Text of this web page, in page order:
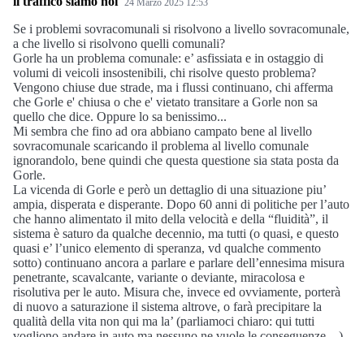
24 Marzo 2025 12:53
Se i problemi sovracomunali si risolvono a livello sovracomunale,
a che livello si risolvono quelli comunali?
Gorle ha un problema comunale: e’ asfissiata e in ostaggio di
volumi di veicoli insostenibili, chi risolve questo problema?
Vengono chiuse due strade, ma i flussi continuano, chi afferma
che Gorle e' chiusa o che e' vietato transitare a Gorle non sa
quello che dice. Oppure lo sa benissimo...
Mi sembra che fino ad ora abbiano campato bene al livello
sovracomunale scaricando il problema al livello comunale
ignorandolo, bene quindi che questa questione sia stata posta da
Gorle.
La vicenda di Gorle e però un dettaglio di una situazione piu’
ampia, disperata e disperante. Dopo 60 anni di politiche per l’auto
che hanno alimentato il mito della velocità e della “fluidità”, il
sistema è saturo da qualche decennio, ma tutti (o quasi, e questo
quasi e’ l’unico elemento di speranza, vd qualche commento
sotto) continuano ancora a parlare e parlare dell’ennesima misura
penetrante, scavalcante, variante o deviante, miracolosa e
risolutiva per le auto. Misura che, invece ed ovviamente, porterà
di nuovo a saturazione il sistema altrove, o farà precipitare la
qualità della vita non qui ma la’ (parliamoci chiaro: qui tutti